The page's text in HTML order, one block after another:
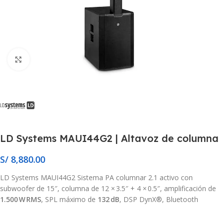
LD Systems MAUI44G2 | Altavoz de columna
S/ 8,880.00
LD Systems MAUI44G2 Sistema PA columnar 2.1 activo con
subwoofer de 15″, columna de 12 × 3.5″ + 4 × 0.5″, amplificación de
1.500 W RMS, SPL máximo de 132 dB, DSP DynX®, Bluetooth